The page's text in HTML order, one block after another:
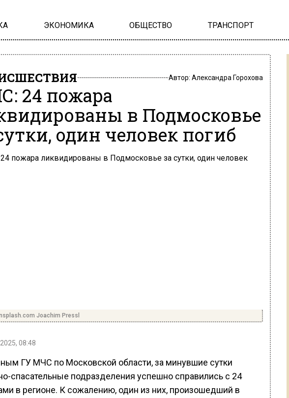
ЭКОНОМИКА ОБЩЕСТВО ТРАНСПОРТ
Автор: Александра Горохова
24 пожара
в Подмосковье
один человек погиб
Joachim Pressl
08:48
ГУ МЧС по Московской области, за минувшие сутки
спасательные подразделения успешно справились с 24
в регионе. К сожалению, один из них, произошедший в